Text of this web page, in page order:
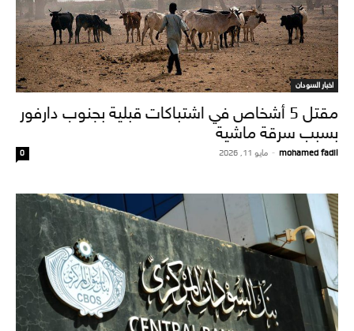
اخبار السودان
مقتل 5 أشخاص في اشتباكات قبلية بجنوب دارفور
بسبب سرقة ماشية
mohamed fadil
- مايو 11, 2026 0